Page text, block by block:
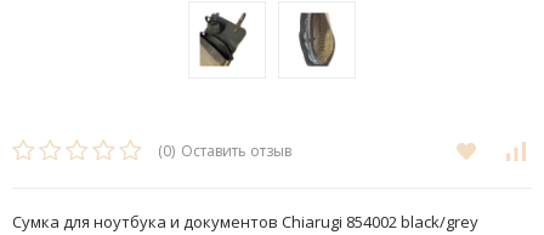
(0) Оставить отзыв
Сумка для ноутбука и документов Chiarugi 854002 black/grey